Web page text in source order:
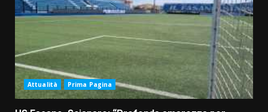
Attualità Prima Pagina